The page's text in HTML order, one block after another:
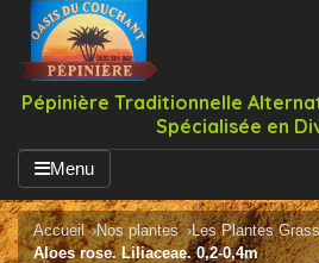
Pépinière Traditionnelle
Spécialisée en
Menu
Accueil Nos plantes Les Plantes
Aloes rose. Liliaceae. 0,2-0,4m